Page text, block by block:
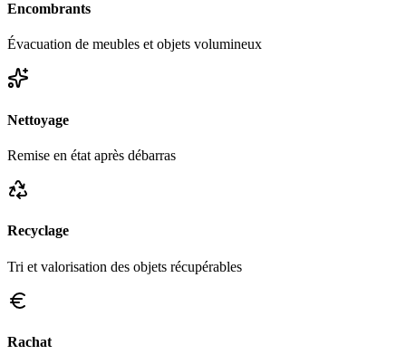
Encombrants
Évacuation de meubles et objets volumineux
Nettoyage
Remise en état après débarras
Recyclage
Tri et valorisation des objets récupérables
Rachat